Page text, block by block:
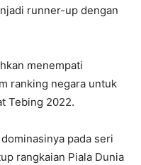
runner-up dengan
menempati
ranking negara untuk
Tebing 2022.
pada seri
rangkaian Piala Dunia